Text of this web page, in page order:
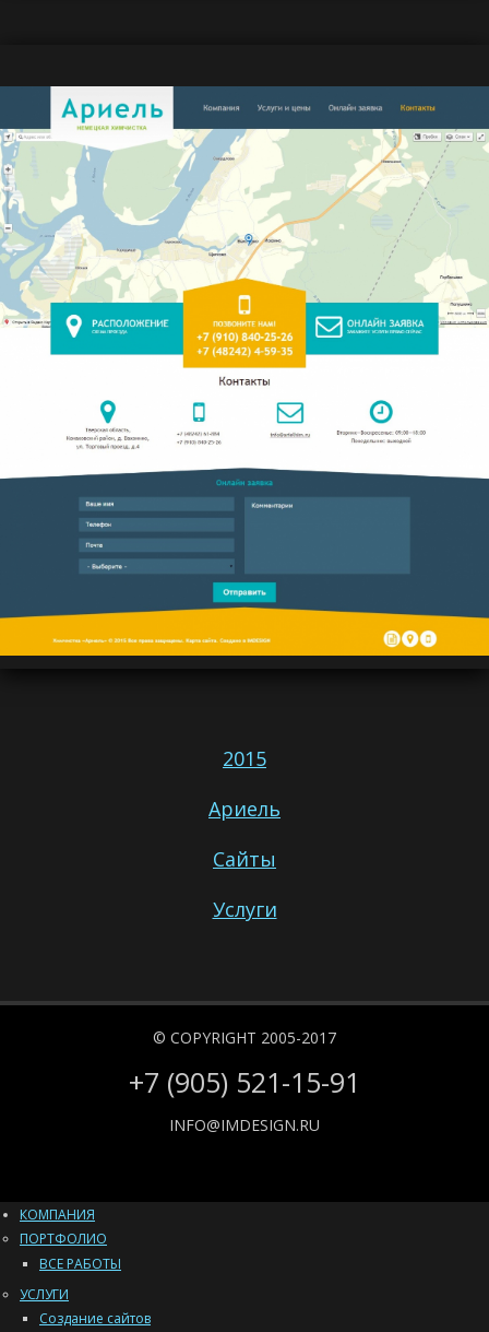
2015
Ариель
Сайты
Услуги
© COPYRIGHT 2005-2017
+7 (905) 521-15-91
INFO@IMDESIGN.RU
КОМПАНИЯ
ПОРТФОЛИО
ВСЕ РАБОТЫ
УСЛУГИ
Создание сайтов